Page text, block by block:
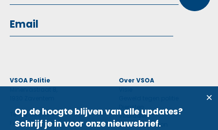
VSOA Politie
Tel: 02 660 59 11
Fax: 02 660 50 97
Over VSOA
Diensten
Voordelen
Contactpersoon
Op de hoogte blijven van alle updates?
Schrijf je in voor onze nieuwsbrief.